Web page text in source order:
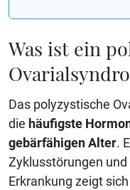
Was ist ein
Das polyzystische
die häufigste
gebärfähigen Alter.
Zyklusstörungen
Erkrankung zeigt